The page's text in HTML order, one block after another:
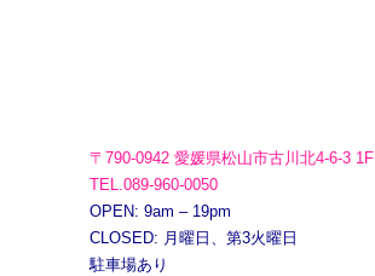
〒790-0942 愛媛県松山市古川北4-6-3 1F
TEL.089-960-0050
OPEN: 9am – 19pm
CLOSED: 月曜日、第3火曜日
駐車場あり